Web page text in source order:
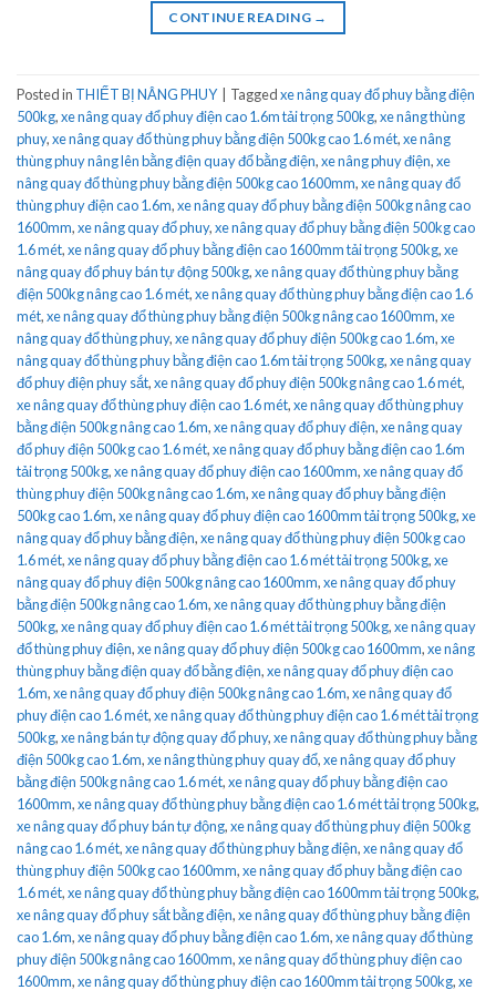
CONTINUE READING →
Posted in THIẾT BỊ NÂNG PHUY Taggedxe nâng quay đổ phuy bằng điện
500kg,xe nâng quay đổ phuy điện cao 1.6m tải trọng 500kg,xe nâng thùng
phuy,xe nâng quay đổ thùng phuy bằng điện 500kg cao 1.6 mét,xe nâng
thùng phuy nâng lên bằng điện quay đổ bằng điện,xe nâng phuy điện,xe
nâng quay đổ thùng phuy bằng điện 500kg cao 1600mm,xe nâng quay đổ
thùng phuy điện cao 1.6m,xe nâng quay đổ phuy bằng điện 500kg nâng cao
1600mm,xe nâng quay đổ phuy,xe nâng quay đổ phuy bằng điện 500kg cao
1.6 mét,xe nâng quay đổ phuy bằng điện cao 1600mm tải trọng 500kg,xe
nâng quay đổ phuy bán tự động 500kg,xe nâng quay đổ thùng phuy bằng
điện 500kg nâng cao 1.6 mét,xe nâng quay đổ thùng phuy bằng điện cao 1.6
mét,xe nâng quay đổ thùng phuy bằng điện 500kg nâng cao 1600mm,xe
nâng quay đổ thùng phuy,xe nâng quay đổ phuy điện 500kg cao 1.6m,xe
nâng quay đổ thùng phuy bằng điện cao 1.6m tải trọng 500kg,xe nâng quay
đổ phuy điện phuy sắt,xe nâng quay đổ phuy điện 500kg nâng cao 1.6 mét,
xe nâng quay đổ thùng phuy điện cao 1.6 mét,xe nâng quay đổ thùng phuy
bằng điện 500kg nâng cao 1.6m,xe nâng quay đổ phuy điện,xe nâng quay
đổ phuy điện 500kg cao 1.6 mét,xe nâng quay đổ phuy bằng điện cao 1.6m
tải trọng 500kg,xe nâng quay đổ phuy điện cao 1600mm,xe nâng quay đổ
thùng phuy điện 500kg nâng cao 1.6m,xe nâng quay đổ phuy bằng điện
500kg cao 1.6m,xe nâng quay đổ phuy điện cao 1600mm tải trọng 500kg,xe
nâng quay đổ phuy bằng điện,xe nâng quay đổ thùng phuy điện 500kg cao
1.6 mét,xe nâng quay đổ phuy bằng điện cao 1.6 mét tải trọng 500kg,xe
nâng quay đổ phuy điện 500kg nâng cao 1600mm,xe nâng quay đổ phuy
bằng điện 500kg nâng cao 1.6m,xe nâng quay đổ thùng phuy bằng điện
500kg,xe nâng quay đổ phuy điện cao 1.6 mét tải trọng 500kg,xe nâng quay
đổ thùng phuy điện,xe nâng quay đổ phuy điện 500kg cao 1600mm,xe nâng
thùng phuy bằng điện quay đổ bằng điện,xe nâng quay đổ phuy điện cao
1.6m,xe nâng quay đổ phuy điện 500kg nâng cao 1.6m,xe nâng quay đổ
phuy điện cao 1.6 mét,xe nâng quay đổ thùng phuy điện cao 1.6 mét tải trọng
500kg,xe nâng bán tự động quay đổ phuy,xe nâng quay đổ thùng phuy bằng
điện 500kg cao 1.6m,xe nâng thùng phuy quay đổ,xe nâng quay đổ phuy
bằng điện 500kg nâng cao 1.6 mét,xe nâng quay đổ phuy bằng điện cao
1600mm,xe nâng quay đổ thùng phuy bằng điện cao 1.6 mét tải trọng 500kg,
xe nâng quay đổ phuy bán tự động,xe nâng quay đổ thùng phuy điện 500kg
nâng cao 1.6 mét,xe nâng quay đổ thùng phuy bằng điện,xe nâng quay đổ
thùng phuy điện 500kg cao 1600mm,xe nâng quay đổ phuy bằng điện cao
1.6 mét,xe nâng quay đổ thùng phuy bằng điện cao 1600mm tải trọng 500kg,
xe nâng quay đổ phuy sắt bằng điện,xe nâng quay đổ thùng phuy bằng điện
cao 1.6m,xe nâng quay đổ phuy bằng điện cao 1.6m,xe nâng quay đổ thùng
phuy điện 500kg nâng cao 1600mm,xe nâng quay đổ thùng phuy điện cao
1600mm,xe nâng quay đổ thùng phuy điện cao 1600mm tải trọng 500kg,xe